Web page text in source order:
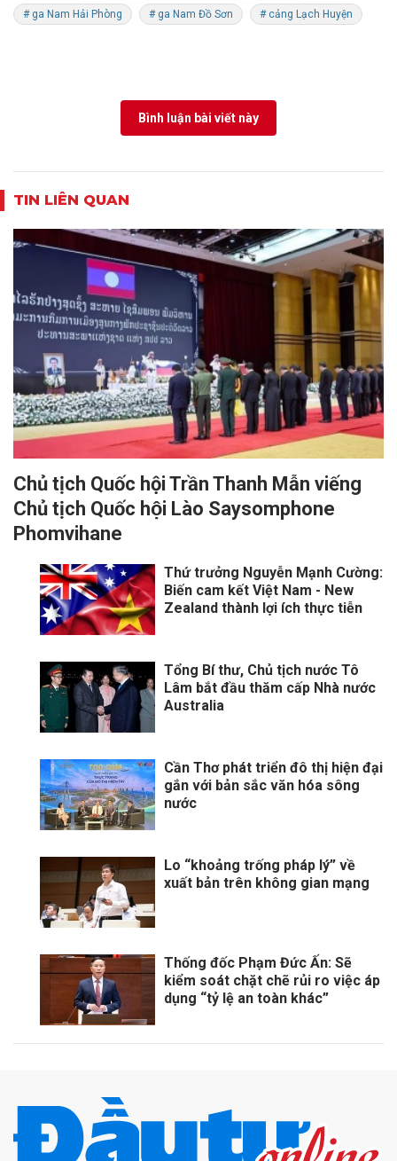
# ga Nam Hải Phòng # ga Nam Đồ Sơn # cảng Lạch Huyện
Bình luận bài viết này
TIN LIÊN QUAN
Chủ tịch Quốc hội Trần Thanh Mẫn viếng
Chủ tịch Quốc hội Lào Saysomphone
Phomvihane
Thứ trưởng Nguyễn Mạnh Cường:
Biến cam kết Việt Nam - New
Zealand thành lợi ích thực tiễn
Tổng Bí thư, Chủ tịch nước Tô
Lâm bắt đầu thăm cấp Nhà nước
Australia
Cần Thơ phát triển đô thị hiện đại
gắn với bản sắc văn hóa sông
nước
Lo “khoảng trống pháp lý” về
xuất bản trên không gian mạng
Thống đốc Phạm Đức Ấn: Sẽ
kiểm soát chặt chẽ rủi ro việc áp
dụng “tỷ lệ an toàn khác”